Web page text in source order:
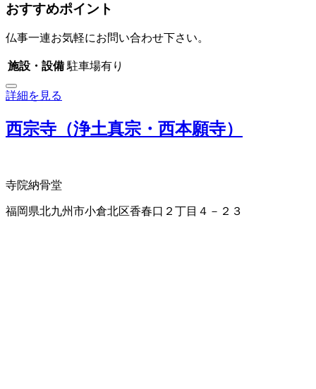
おすすめポイント
仏事一連お気軽にお問い合わせ下さい。
施設・設備 駐車場有り
詳細を見る
西宗寺（浄土真宗・西本願寺）
寺院納骨堂
福岡県北九州市小倉北区香春口２丁目４－２３